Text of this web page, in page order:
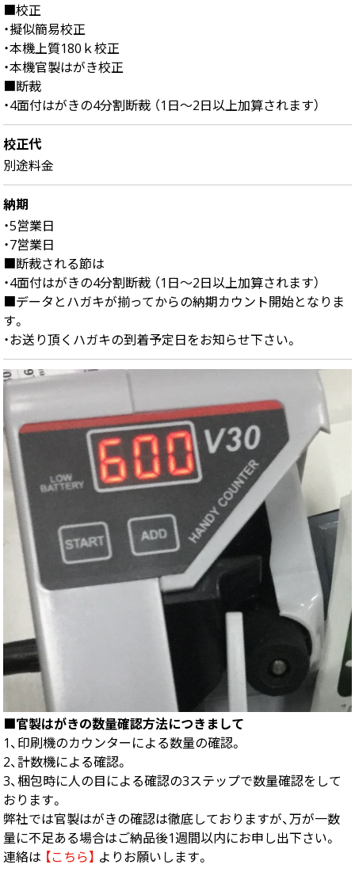
■校正
・擬似簡易校正
・本機上質180ｋ校正
・本機官製はがき校正
■断裁
・4面付はがきの4分割断裁 （1日～2日以上加算されます）
校正代
別途料金
納期
・5営業日
・7営業日
■断裁される節は
・4面付はがきの4分割断裁 （1日～2日以上加算されます）
■データとハガキが揃ってからの納期カウント開始となりま
す。
・お送り頂くハガキの到着予定日をお知らせ下さい。
■官製はがきの数量確認方法につきまして
1、印刷機のカウンターによる数量の確認。
2、計数機による確認。
3、梱包時に人の目による確認の3ステップで数量確認をして
おります。
弊社では官製はがきの確認は徹底しておりますが、万が一数
量に不足ある場合はご納品後1週間以内にお申し出下さい。
連絡は 【こちら】 よりお願いします。